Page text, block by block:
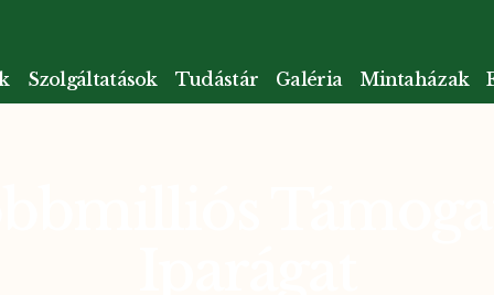
Szolgáltatások Tudástár Galéria Mintaházak